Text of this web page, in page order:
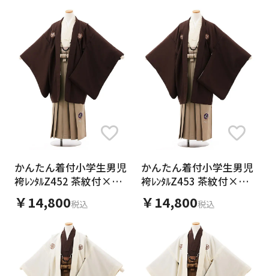
かんたん着付小学生男児
袴ﾚﾝﾀﾙZ452 茶紋付×ベ
ージュ
￥14,800税込
かんたん着付小学生男児
袴ﾚﾝﾀﾙZ453 茶紋付×ベ
ージュ
￥14,800税込